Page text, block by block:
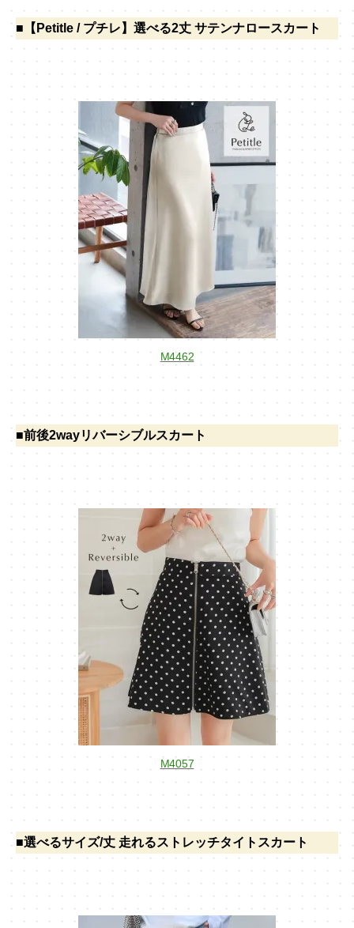
■【Petitle / プチレ】選べる2丈 サテンナロースカート
M4462
■前後2wayリバーシブルスカート
M4057
■選べるサイズ/丈 走れるストレッチタイトスカート